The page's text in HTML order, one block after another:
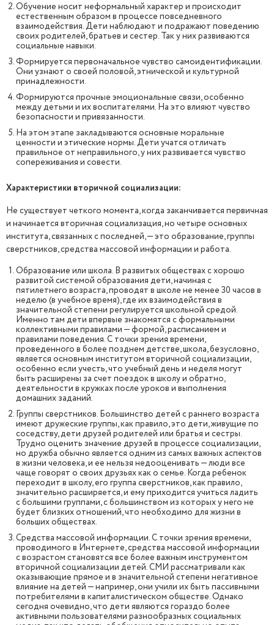
Обучение носит неформальный характер и происходит
естественным образом в процессе повседневного
взаимодействия. Дети наблюдают и подражают поведению
своих родителей, братьев и сестер. Так у них развиваются
социальные навыки.
Формируется первоначальное чувство самоидентификации.
Они узнают о своей половой, этнической и культурной
принадлежности.
Формируются прочные эмоциональные связи, особенно
между детьми и их воспитателями. На это влияют чувство
безопасности и привязанности.
На этом этапе закладываются основные моральные
ценности и этические нормы. Дети учатся отличать
правильное от неправильного, у них развивается чувство
сопереживания и совести.
Характеристики вторичной социализации:
Не существует четкого момента, когда заканчивается первичная
и начинается вторичная социализация, но четыре основных
института, связанных с последней, — это образование, группы
сверстников, средства массовой информации и работа.
Образование или школа. В развитых обществах с хорошо
развитой системой образования дети, начиная с
пятилетнего возраста, проводят в школе не менее 30 часов в
неделю (в учебное время), где их взаимодействия в
значительной степени регулируется школьной средой.
Именно там дети впервые знакомятся с формальными
коллективными правилами — формой, расписанием и
правилами поведения. С точки зрения времени,
проведенного в более позднем детстве, школа, безусловно,
является основным институтом вторичной социализации,
особенно если учесть, что учебный день и неделя могут
быть расширены за счет поездок в школу и обратно,
деятельности в кружках после уроков и выполнения
домашних заданий.
Группы сверстников. Большинство детей с раннего возраста
имеют дружеские группы, как правило, это дети, живущие по
соседству, дети друзей родителей или братья и сестры.
Трудно оценить значение друзей в процессе социализации,
но дружба обычно является одним из самых важных аспектов
в жизни человека, и ее нельзя недооценивать — люди все
чаще говорят о своих друзьях как о семье. Когда ребенок
переходит в школу, его группа сверстников, как правило,
значительно расширяется, и ему приходится учиться ладить
с большими группами, с большинством из которых у него не
будет близких отношений, что необходимо для жизни в
больших обществах.
Средства массовой информации. С точки зрения времени,
проводимого в Интернете, средства массовой информации
с возрастом становятся все более важным инструментом
вторичной социализации детей. СМИ рассматривали как
оказывающие прямое и в значительной степени негативное
влияние на детей — например, они учили их быть пассивными
потребителями в капиталистическом обществе. Однако
сегодня очевидно, что дети являются гораздо более
активными пользователями разнообразных социальных